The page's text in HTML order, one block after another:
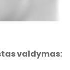
valdymas: